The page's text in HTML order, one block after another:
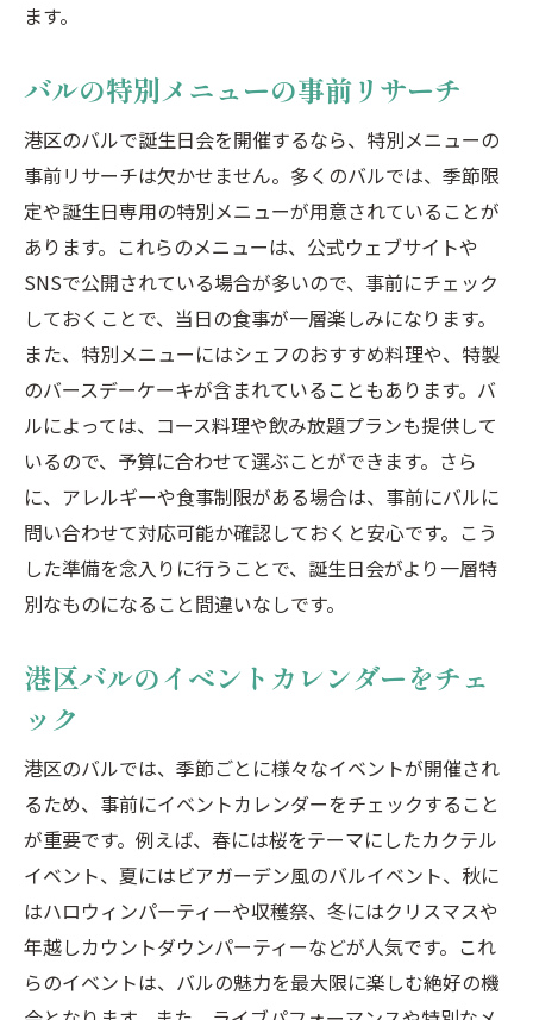
ます。
バルの特別メニューの事前リサーチ
港区のバルで誕生日会を開催するなら、特別メニューの
事前リサーチは欠かせません。多くのバルでは、季節限
定や誕生日専用の特別メニューが用意されていることが
あります。これらのメニューは、公式ウェブサイトや
SNSで公開されている場合が多いので、事前にチェック
しておくことで、当日の食事が一層楽しみになります。
また、特別メニューにはシェフのおすすめ料理や、特製
のバースデーケーキが含まれていることもあります。バ
ルによっては、コース料理や飲み放題プランも提供して
いるので、予算に合わせて選ぶことができます。さら
に、アレルギーや食事制限がある場合は、事前にバルに
問い合わせて対応可能か確認しておくと安心です。こう
した準備を念入りに行うことで、誕生日会がより一層特
別なものになること間違いなしです。
港区バルのイベントカレンダーをチェ
ック
港区のバルでは、季節ごとに様々なイベントが開催され
るため、事前にイベントカレンダーをチェックすること
が重要です。例えば、春には桜をテーマにしたカクテル
イベント、夏にはビアガーデン風のバルイベント、秋に
はハロウィンパーティーや収穫祭、冬にはクリスマスや
年越しカウントダウンパーティーなどが人気です。これ
らのイベントは、バルの魅力を最大限に楽しむ絶好の機